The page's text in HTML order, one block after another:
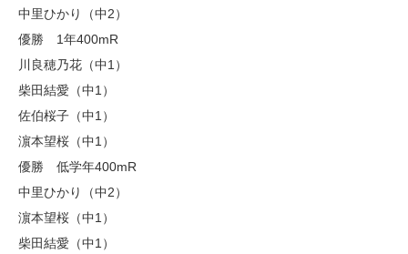
中里ひかり（中2）
優勝 1年400mR
川良穂乃花（中1）
柴田結愛（中1）
佐伯桜子（中1）
濵本望桜（中1）
優勝 低学年400mR
中里ひかり（中2）
濵本望桜（中1）
柴田結愛（中1）